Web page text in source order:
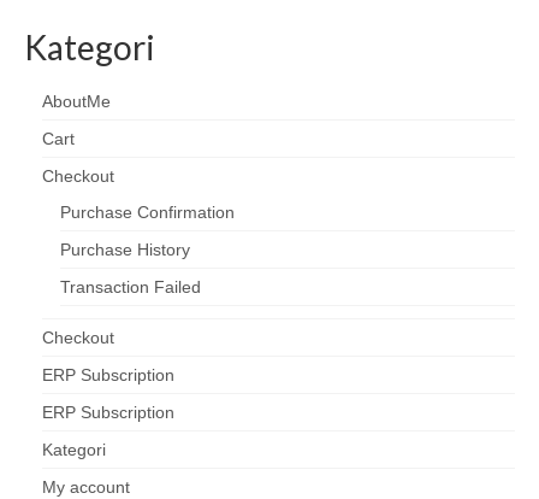
Kategori
AboutMe
Cart
Checkout
Purchase Confirmation
Purchase History
Transaction Failed
Checkout
ERP Subscription
ERP Subscription
Kategori
My account